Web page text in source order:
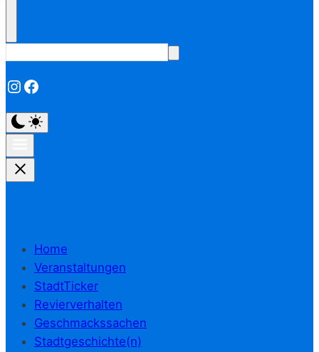
Instagram
Facebook
Home
Veranstaltungen
StadtTicker
Revierverhalten
Geschmackssachen
Stadtgeschichte(n)